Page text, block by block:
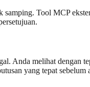
Tool MCP
Anda melihat dengan
yang tepat sebelum